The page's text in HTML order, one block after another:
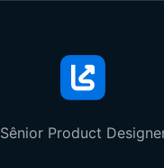
Sênior Product